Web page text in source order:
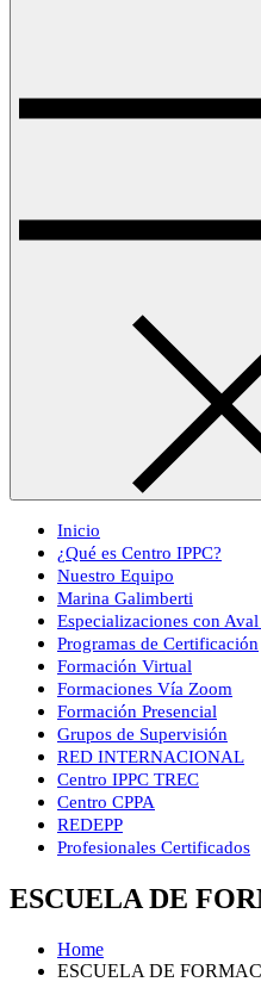
Inicio
¿Qué es Centro IPPC?
Nuestro Equipo
Marina Galimberti
Especializaciones con
Programas de Certificación
Formación Virtual
Formaciones Vía Zoom
Formación Presencial
Grupos de Supervisión
RED INTERNACIONAL
Centro IPPC TREC
Centro CPPA
REDEPP
Profesionales Certificados
ESCUELA DE
Home
ESCUELA DE